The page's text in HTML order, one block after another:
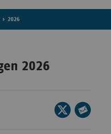
der
2026
2026
Seite
auf